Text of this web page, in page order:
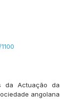
da Actuação da
angolana